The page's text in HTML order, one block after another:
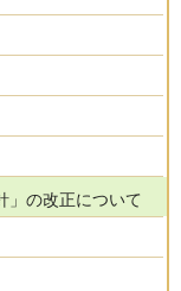
」の改正について